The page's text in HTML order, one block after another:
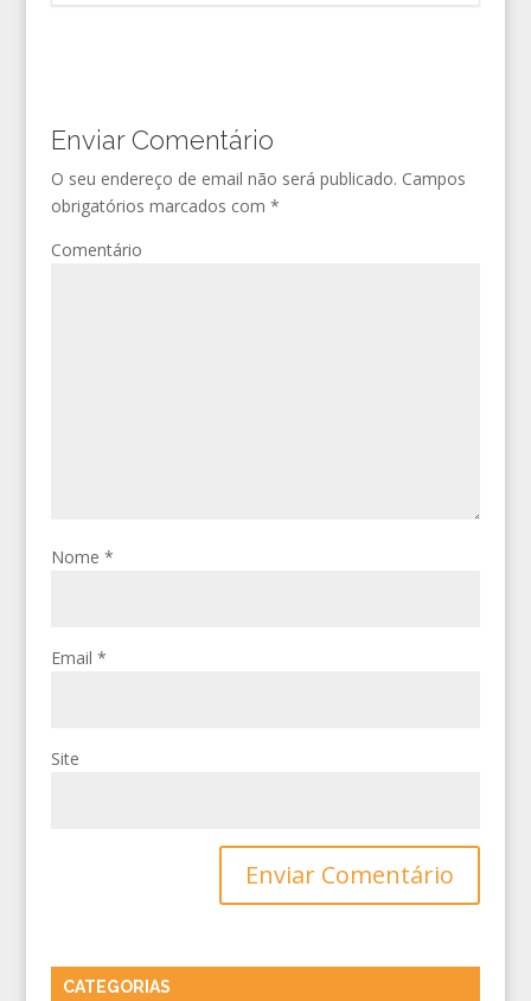
Enviar Comentário
O seu endereço de email não será publicado. Campos
obrigatórios marcados com *
Comentário
Nome *
Email *
Site
CATEGORIAS